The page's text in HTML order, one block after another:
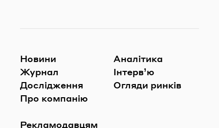
Новини
Журнал
Дослідження
Про компанію
Рекламодавцям
Аналітика
Інтерв’ю
Огляди ринків